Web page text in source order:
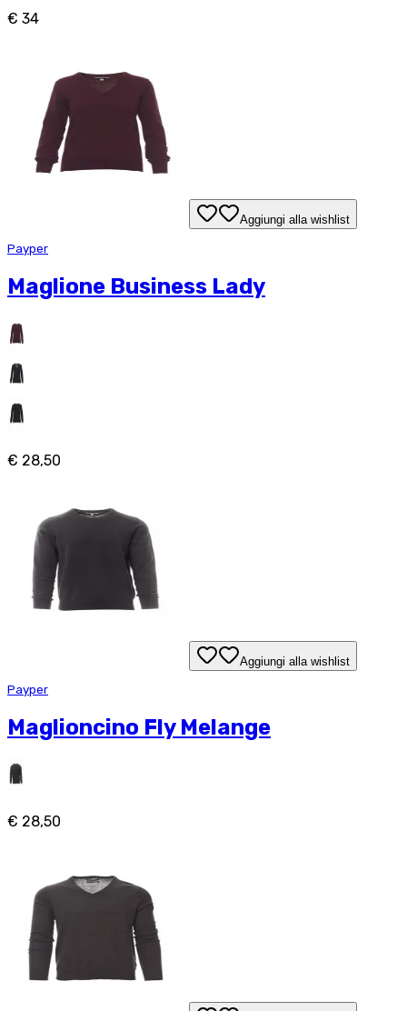
€ 34
Aggiungi alla wishlist
Payper
Maglione Business Lady
€ 28,50
Aggiungi alla wishlist
Payper
Maglioncino Fly Melange
€ 28,50